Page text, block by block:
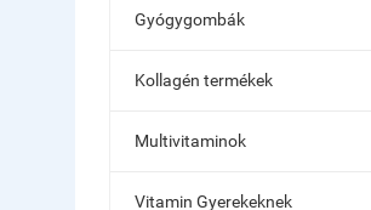
Gyógygombák
Kollagén termékek
Multivitaminok
Vitamin Gyerekeknek